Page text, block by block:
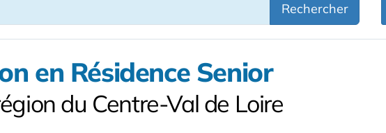
Rechercher
en Résidence Senior
du Centre-Val de Loire